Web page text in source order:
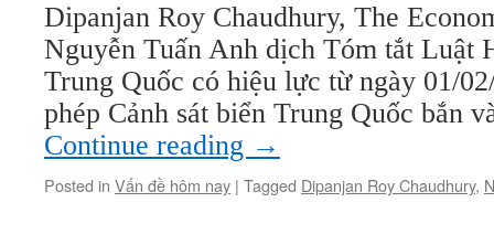
Dipanjan Roy Chaudhury, The
Nguyễn Tuấn Anh dịch Tóm tắt Luật
Trung Quốc có hiệu lực từ ngày 01/
phép Cảnh sát biển Trung Quốc bắn
Continue reading →
Posted in Vấn đề hôm nay | Tagged Dipanjan Roy Chaudhury,